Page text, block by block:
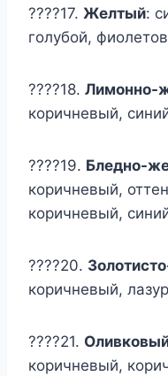
????17. Желтый:
голубой,
????18. Лимонно-
коричневый,
????19. Бледно-
коричневый,
коричневый,
????20.
коричневый,
????21.
коричневый,